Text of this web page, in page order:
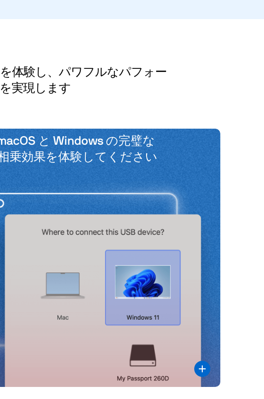
を体験し、パワフルなパフォー
実現します
と Windows の完璧な
乗効果を体験してください